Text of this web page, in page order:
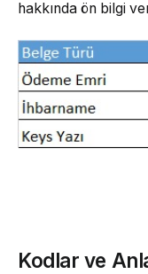
hakkında ön bilgi
Kodlar ve